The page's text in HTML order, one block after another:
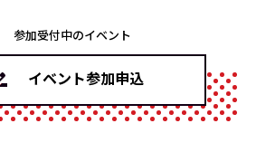
参加受付中のイベント
イベント参加申込